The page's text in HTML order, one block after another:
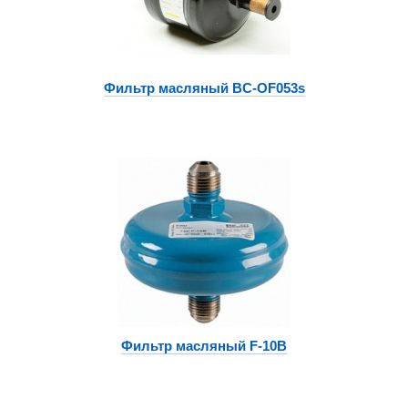
Фильтр масляный BC-OF053s
Фильтр масляный F-10B